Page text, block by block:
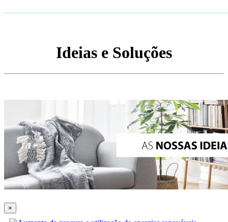
Ideias e Soluções
×